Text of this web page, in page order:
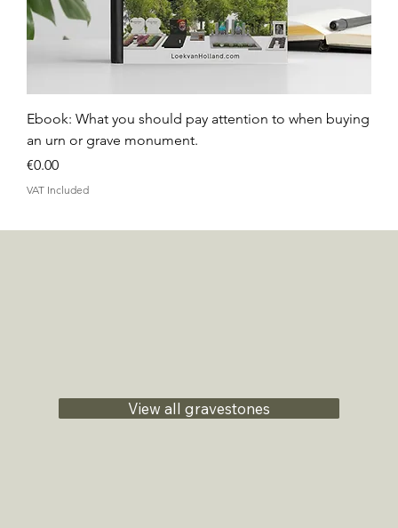
Ebook: What you should pay attention to when buying
an urn or grave monument.
Price
€0.00
VAT Included
View all gravestones